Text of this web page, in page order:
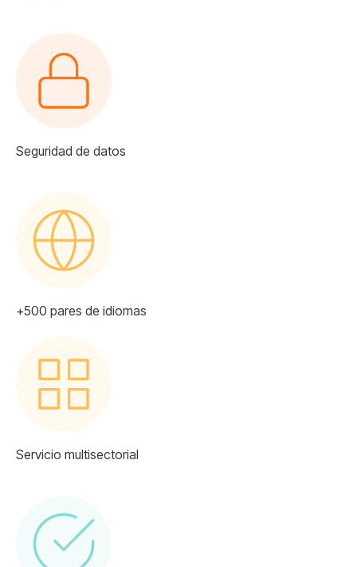
Seguridad de datos
+500 pares de idiomas
Servicio multisectorial